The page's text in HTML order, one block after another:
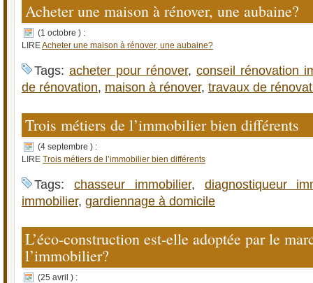
Acheter une maison à rénover, une aubaine?
(1 octobre ) :
LIREAcheter une maison à rénover, une aubaine?
Tags: acheter pour rénover, conseil rénovation
de rénovation, maison à rénover, travaux de
Trois métiers de l’immobilier bien différents
(4 septembre ) :
LIRE Trois métiers de l’immobilier bien différents
Tags: chasseur immobilier, diagnostiqueur
immobilier, gardiennage à domicile
L’éco-construction est-elle adoptée par le
l’immobilier?
(25 avril ) :